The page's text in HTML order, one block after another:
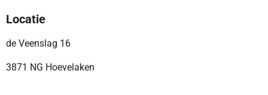
Locatie
de Veenslag 16
3871 NG Hoevelaken